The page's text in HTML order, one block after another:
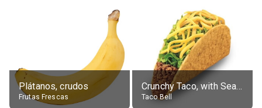
Plátanos, crudos
Frutas Frescas
Crunchy Taco, with Seasoned Beef
Taco Bell